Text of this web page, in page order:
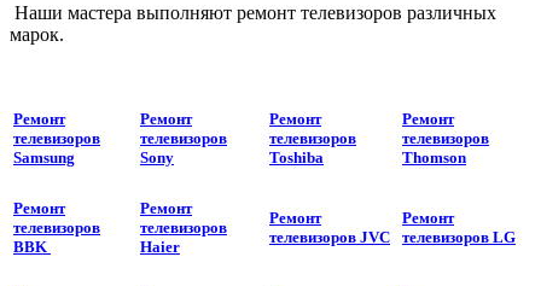
Наши мастера выполняют ремонт телевизоров различных
марок.
Ремонт
телевизоров
Samsung
Ремонт
телевизоров
Sony
Ремонт
телевизоров
Toshiba
Ремонт
телевизоров
Thomson
Ремонт
телевизоров
BBK
Ремонт
телевизоров
Haier
Ремонт
телевизоров JVC
Ремонт
телевизоров LG